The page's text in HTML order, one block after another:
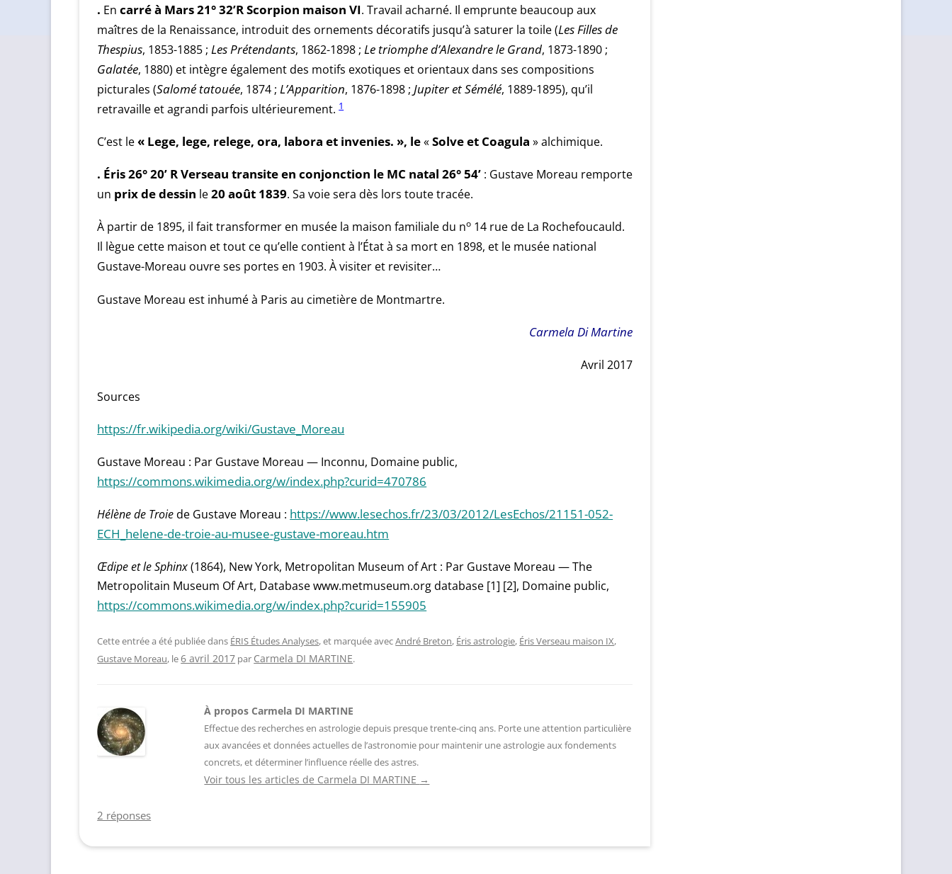
. Encarré à Mars 21° 32’R Scorpion maison VI. Travail acharné. Il emprunte beaucoup aux
maîtres de la Renaissance, introduit des ornements décoratifs jusqu’à saturer la toile (Les Filles de
Thespius, 1853-1885 ;Les Prétendants, 1862-1898 ;Le triomphe d’Alexandre le Grand, 1873-1890 ;
Galatée, 1880) et intègre également des motifs exotiques et orientaux dans ses compositions
picturales (Salomé tatouée, 1874 ;L’Apparition, 1876-1898 ;Jupiter et Sémélé, 1889-1895), qu’il
retravaille et agrandi parfois ultérieurement.1
C’est le« Lege, lege, relege, ora, labora et invenies. », le«Solve et Coagula » alchimique.
. Éris 26° 20’ R Verseau transite en conjonction le MC natal 26° 54’ : Gustave Moreau remporte
un prix de dessin le20 août 1839. Sa voie sera dès lors toute tracée.
À partir de 1895, il fait transformer en musée la maison familiale du no 14 rue de La Rochefoucauld.
Il lègue cette maison et tout ce qu’elle contient à l’État à sa mort en 1898, et le musée national
Gustave-Moreau ouvre ses portes en 1903. À visiter et revisiter…
Gustave Moreau est inhumé à Paris au cimetière de Montmartre.
Carmela Di Martine
Avril 2017
Sources
https://fr.wikipedia.org/wiki/Gustave_Moreau
Gustave Moreau : Par Gustave Moreau — Inconnu, Domaine public,
https://commons.wikimedia.org/w/index.php?curid=470786
Hélène de Troiede Gustave Moreau : https://www.lesechos.fr/23/03/2012/LesEchos/21151-052-
ECH_helene-de-troie-au-musee-gustave-moreau.htm
Œdipe et le Sphinx(1864), New York, Metropolitan Museum of Art : Par Gustave Moreau — The
Metropolitain Museum Of Art, Database www.metmuseum.org database [1] [2], Domaine public,
https://commons.wikimedia.org/w/index.php?curid=155905
Cette entrée a été publiée dans ÉRIS Études Analyses, et marquée avecAndré Breton, Éris astrologie, Éris Verseau maison IX,
Gustave Moreau, le6 avril 2017 par Carmela DI MARTINE.
À propos Carmela DI MARTINE
Effectue des recherches en astrologie depuis presque trente-cinq ans. Porte une attention particulière
aux avancées et données actuelles de l’astronomie pour maintenir une astrologie aux fondements
concrets, et déterminer l’influence réelle des astres.
Voir tous les articles de Carmela DI MARTINE →
2 réponses